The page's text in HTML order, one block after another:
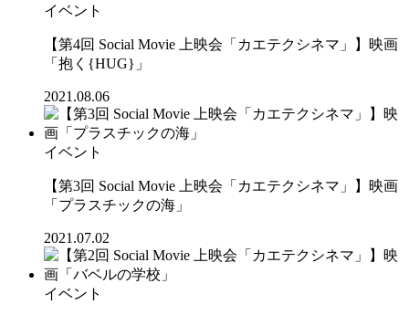
イベント
【第4回 Social Movie 上映会「カエテクシネマ」】映画
「抱く{HUG}」
2021.08.06
イベント
【第3回 Social Movie 上映会「カエテクシネマ」】映画
「プラスチックの海」
2021.07.02
イベント